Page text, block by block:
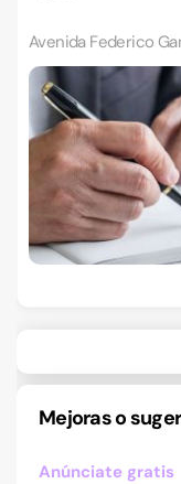
Avenida Federico
Mejoras o
Anúnciate gratis